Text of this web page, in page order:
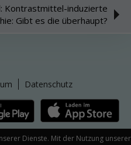
Dienste. Mit der Nutzung unserer
Kontrastmittel-induzierte
Gibt es die überhaupt?
Datenschutz